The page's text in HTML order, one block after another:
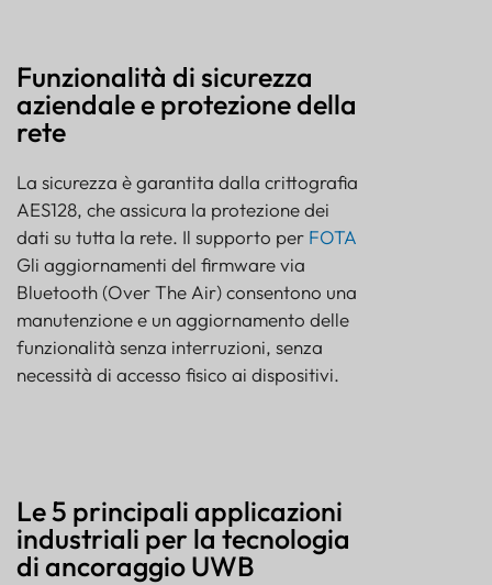
Funzionalità di sicurezza
aziendale e protezione della
rete
La sicurezza è garantita dalla crittografia
AES128, che assicura la protezione dei
dati su tutta la rete. Il supporto per FOTA
Gli aggiornamenti del firmware via
Bluetooth (Over The Air) consentono una
manutenzione e un aggiornamento delle
funzionalità senza interruzioni, senza
necessità di accesso fisico ai dispositivi.
Le 5 principali applicazioni
industriali per la tecnologia
di ancoraggio UWB